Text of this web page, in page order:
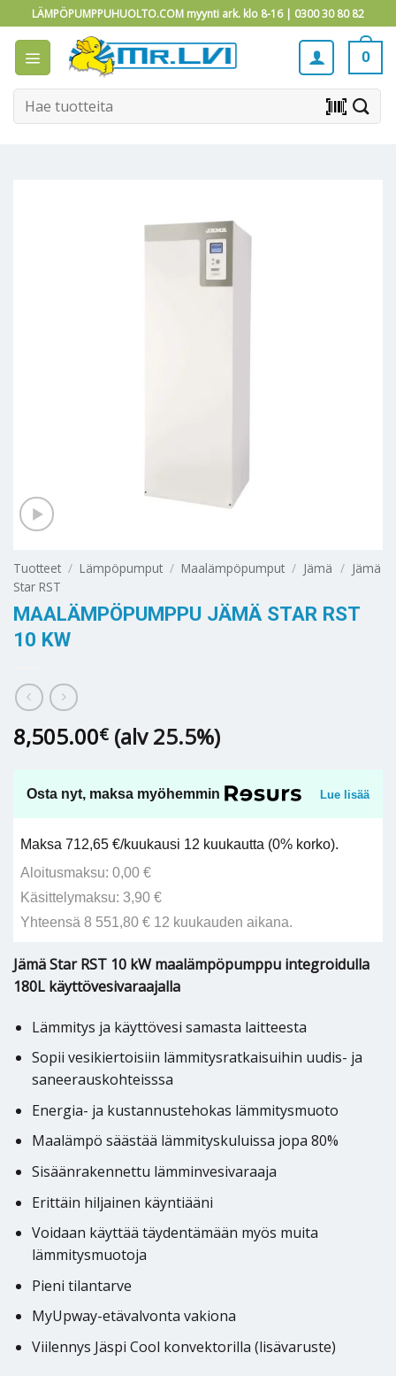
to
content
LÄMPÖPUMPPUHUOLTO.COM myynti ark. klo 8-16 | 0300 30 80 82
0
Etsi: barcode_scanner
Tuotteet / Lämpöpumput / Maalämpöpumput / Jämä / Jämä
Star RST
MAALÄMPÖPUMPPU JÄMÄ STAR RST
10 KW
8,505.00€ (alv 25.5%)
Osta nyt, maksa myöhemmin Lue lisää
Maksa 712,65 €/kuukausi 12 kuukautta (0% korko).
Aloitusmaksu: 0,00 €
Käsittelymaksu: 3,90 €
Yhteensä 8 551,80 € 12 kuukauden aikana.
Jämä Star RST 10 kW maalämpöpumppu integroidulla
180L käyttövesivaraajalla
Lämmitys ja käyttövesi samasta laitteesta
Sopii vesikiertoisiin lämmitysratkaisuihin uudis- ja
saneerauskohteisssa
Energia- ja kustannustehokas lämmitysmuoto
Maalämpö säästää lämmityskuluissa jopa 80%
Sisäänrakennettu lämminvesivaraaja
Erittäin hiljainen käyntiääni
Voidaan käyttää täydentämään myös muita
lämmitysmuotoja
Pieni tilantarve
MyUpway-etävalvonta vakiona
Viilennys Jäspi Cool konvektorilla (lisävaruste)